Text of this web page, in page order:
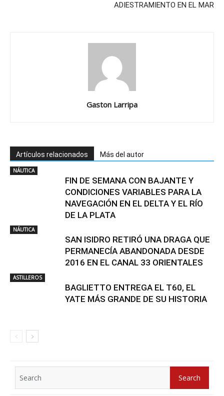
ADIESTRAMIENTO EN EL MAR
Gaston Larripa
Artículos relacionados Más del autor
NÁUTICA
FIN DE SEMANA CON BAJANTE Y
CONDICIONES VARIABLES PARA LA
NAVEGACIÓN EN EL DELTA Y EL RÍO
DE LA PLATA
NÁUTICA
SAN ISIDRO RETIRÓ UNA DRAGA QUE
PERMANECÍA ABANDONADA DESDE
2016 EN EL CANAL 33 ORIENTALES
ASTILLEROS
BAGLIETTO ENTREGA EL T60, EL
YATE MÁS GRANDE DE SU HISTORIA
for:
Search